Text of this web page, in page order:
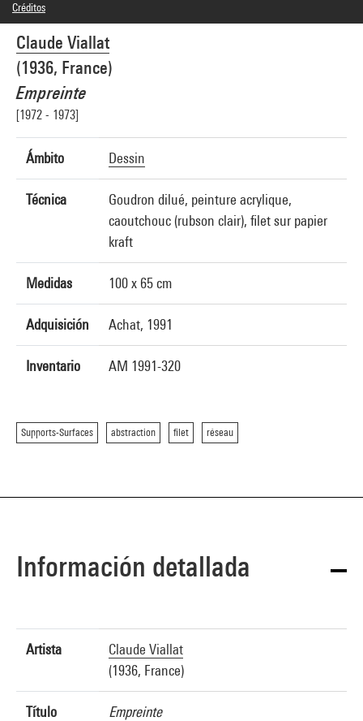
Claude Viallat
(1936, France)
Empreinte
[1972 - 1973]
Ámbito Dessin
Técnica
Goudron dilué, peinture acrylique,
caoutchouc (rubson clair), filet sur papier
kraft
Medidas 100 x 65 cm
Adquisición Achat, 1991
Inventario AM 1991-320
Supports-Surfaces abstraction filet réseau
Créditos
© Adagp, Paris
Créditos fotográficos : Centre Pompidou, MNAM-CCI/Philippe Migeat/Dist.
GrandPalaisRmn
Referencia de la imagen : 4R11502 [1991 CX 0396]
Difusión de la imagen :
Información detallada
Artista
Claude Viallat
(1936, France)
Título
Empreinte